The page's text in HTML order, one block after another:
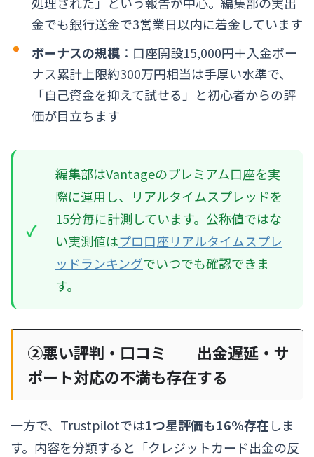
金でも銀行送金で3営業日以内に着金しています
ボーナスの規模 ：口座開設15,000円＋入金ボー
ナス累計上限約300万円相当は手厚い水準で、
「自己資金を抑えて試せる」と初心者からの評
価が目立ちます
編集部はVantageのプレミアム口座を実
際に運用し、リアルタイムスプレッドを
15分毎に計測しています。公称値ではな
い実測値はプロ口座リアルタイムスプレ
ッドランキングでいつでも確認できま
す。
②悪い評判・口コミ──出金遅延・サ
ポート対応の不満も存在する
一方で、Trustpilotでは1つ星評価も16%存在しま
す。内容を分類すると「クレジットカード出金の反